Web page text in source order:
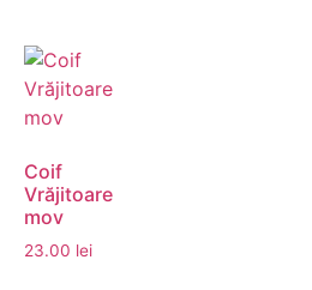
Coif
Vrăjitoare
mov
23.00 lei